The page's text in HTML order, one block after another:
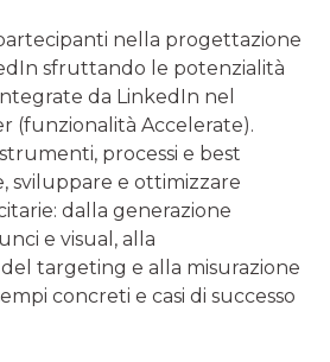
nella progettazione
sfruttando le potenzialità
da LinkedIn nel
(funzionalità Accelerate).
processi e best
sviluppare e ottimizzare
dalla generazione
e visual, alla
targeting e alla misurazione
concreti e casi di successo